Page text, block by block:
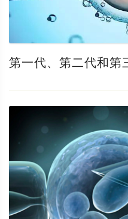
第一代、第二代和第